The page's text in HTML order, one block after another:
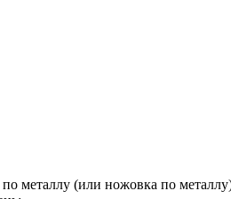
металлу (или ножовка по